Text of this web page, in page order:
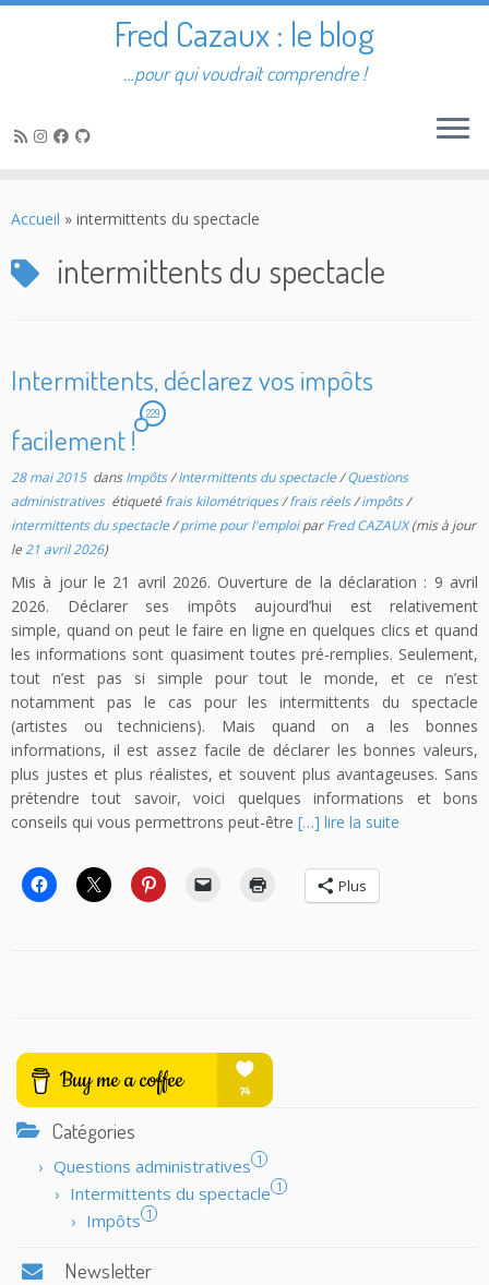
au
Fred Cazaux : le blog
…pour qui voudrait comprendre !
Accueil » intermittents du spectacle
intermittents du spectacle
Intermittents, déclarez vos impôts
facilement !
229
28 mai 2015dansImpôts/Intermittents du spectacle/Questions
administratives étiqueté frais kilométriques/frais réels/impôts/
intermittents du spectacle/prime pour l'emploiparFred CAZAUX(mis à jour
le21 avril 2026)
Mis à jour le 21 avril 2026. Ouverture de la déclaration : 9 avril
2026. Déclarer ses impôts aujourd’hui est relativement
simple, quand on peut le faire en ligne en quelques clics et quand
les informations sont quasiment toutes pré-remplies. Seulement,
tout n’est pas si simple pour tout le monde, et ce n’est
notamment pas le cas pour les intermittents du spectacle
(artistes ou techniciens). Mais quand on a les bonnes
informations, il est assez facile de déclarer les bonnes valeurs,
plus justes et plus réalistes, et souvent plus avantageuses. Sans
prétendre tout savoir, voici quelques informations et bons
conseils qui vous permettrons peut-être […] lire la suite
Plus
Catégories
Questions administratives 1
Intermittents du spectacle 1
Impôts 1
Newsletter